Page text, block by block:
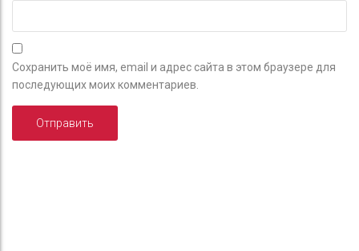
Сохранить моё имя, email и адрес сайта в этом браузере для
последующих моих комментариев.